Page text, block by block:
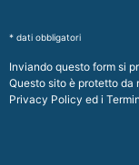
* dati obbligatori
Inviando questo form si
Questo sito è protetto da
Privacy Policy ed i